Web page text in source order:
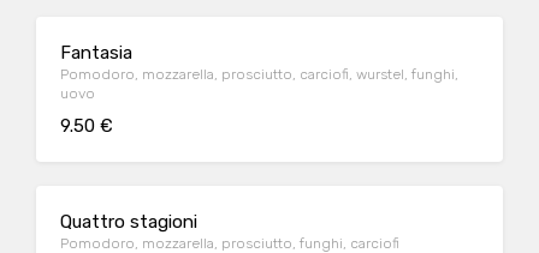
Fantasia
Pomodoro, mozzarella, prosciutto, carciofi, wurstel, funghi,
uovo
9.50 €
Quattro stagioni
Pomodoro, mozzarella, prosciutto, funghi, carciofi